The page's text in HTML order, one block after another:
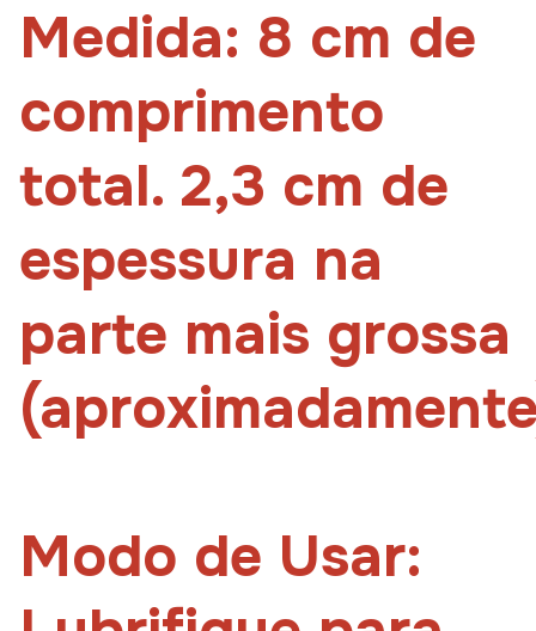
Medida: 8 cm de
comprimento
total. 2,3 cm de
espessura na
parte mais grossa
Modo de Usar: